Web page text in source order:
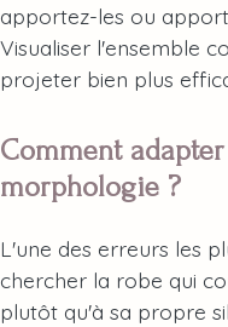
apportez-les ou
Visualiser l'ensemble
projeter bien plus
Comment
morphologie ?
L'une des erreurs les
chercher la robe qui
plutôt qu'à sa propre